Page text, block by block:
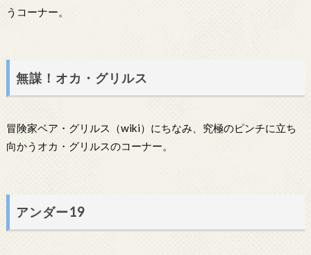
うコーナー。
無謀！オカ・グリルス
冒険家ベア・グリルス（wiki）にちなみ、究極のピンチに立ち
向かうオカ・グリルスのコーナー。
アンダー19